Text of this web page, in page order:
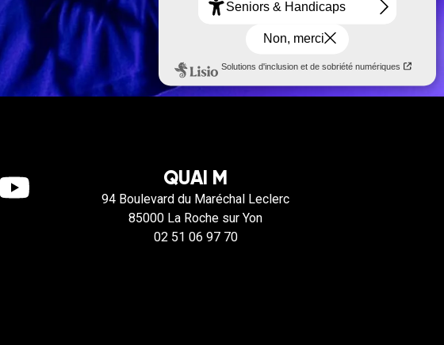
QUAI M
94 Boulevard du Maréchal Leclerc
85000 La Roche sur Yon
02 51 06 97 70